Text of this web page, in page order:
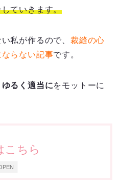
ていきます。
私が作るので、 裁縫の心
らない記事です。
るく適当にをモットーに
こちら